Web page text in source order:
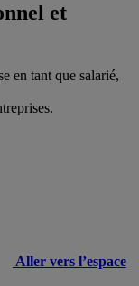
et
en tant que salarié,
Aller vers l’espace